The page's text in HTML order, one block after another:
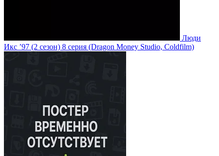
Люди
Икс ’97 (2 сезон) 8 серия (Dragon Money Studio, Coldfilm)